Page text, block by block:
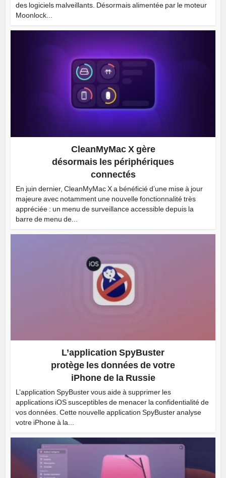
des logiciels malveillants. Désormais alimentée par le moteur
Moonlock...
CleanMyMac X gère
désormais les périphériques
connectés
En juin dernier, CleanMyMac X a bénéficié d’une mise à jour
majeure avec notamment une nouvelle fonctionnalité très
appréciée : un menu de surveillance accessible depuis la
barre de menu de...
L’application SpyBuster
protège les données de votre
iPhone de la Russie
L’application SpyBuster vous aide à supprimer les
applications iOS susceptibles de menacer la confidentialité de
vos données. Cette nouvelle application SpyBuster analyse
votre iPhone à la...